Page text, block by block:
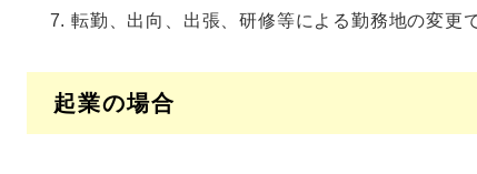
転勤、出向、出張、研修等による勤務地の変更
起業の場合